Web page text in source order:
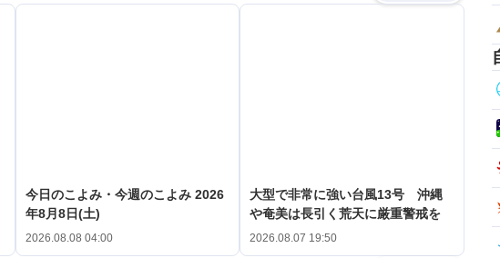
今日のこよみ・今週のこよみ 2026
年8月8日(土)
2026.08.08 04:00
大型で非常に強い台風13号 沖縄
や奄美は長引く荒天に厳重警戒を
2026.08.07 19:50